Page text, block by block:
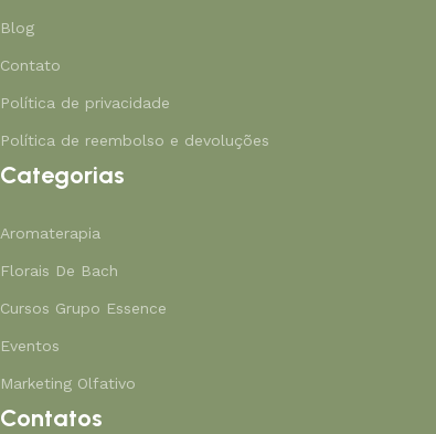
Blog
Contato
Política de privacidade
Política de reembolso e devoluções
Categorias
Aromaterapia
Florais De Bach
Cursos Grupo Essence
Eventos
Marketing Olfativo
Contatos